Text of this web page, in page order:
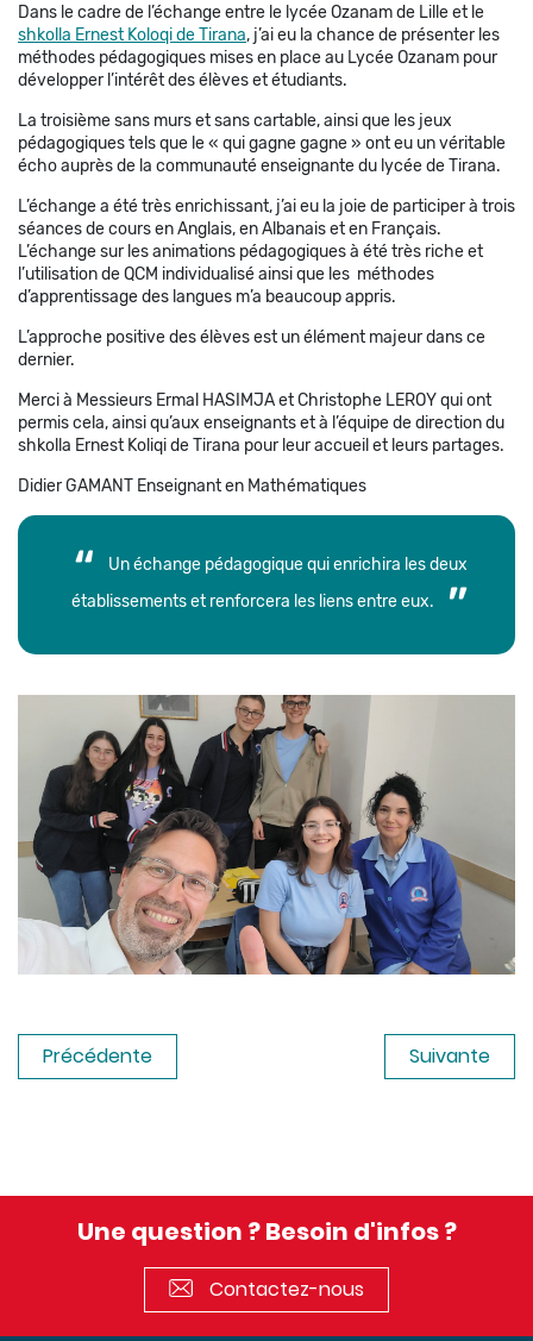
Dans le cadre de l’échange entre le lycée Ozanam de Lille et le
shkolla Ernest Koloqi de Tirana, j’ai eu la chance de présenter les
méthodes pédagogiques mises en place au Lycée Ozanam pour
développer l’intérêt des élèves et étudiants.
La troisième sans murs et sans cartable, ainsi que les jeux
pédagogiques tels que le « qui gagne gagne » ont eu un véritable
écho auprès de la communauté enseignante du lycée de Tirana.
L’échange a été très enrichissant, j’ai eu la joie de participer à trois
séances de cours en Anglais, en Albanais et en Français.
L’échange sur les animations pédagogiques à été très riche et
l’utilisation de QCM individualisé ainsi que les méthodes
d’apprentissage des langues m’a beaucoup appris.
L’approche positive des élèves est un élément majeur dans ce
dernier.
Merci à Messieurs Ermal HASIMJA et Christophe LEROY qui ont
permis cela, ainsi qu’aux enseignants et à l’équipe de direction du
shkolla Ernest Koliqi de Tirana pour leur accueil et leurs partages.
Didier GAMANT Enseignant en Mathématiques
Un échange pédagogique qui enrichira les deux
établissements et renforcera les liens entre eux.
Précédente Suivante
Une question ? Besoin d'infos ?
Contactez-nous